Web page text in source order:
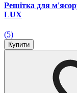
Решітка для
LUX
(5)
Купити